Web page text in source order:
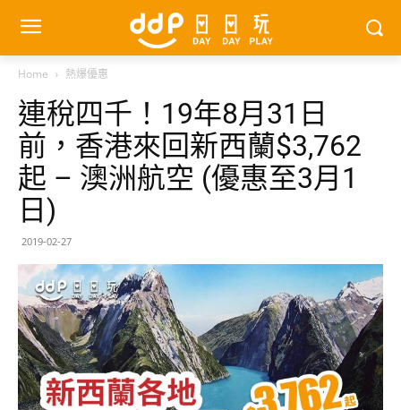
Home 熱爆優惠
連稅四千！19年8月31日
前，香港來回新西蘭$3,762
起 – 澳洲航空 (優惠至3月1
日)
2019-02-27